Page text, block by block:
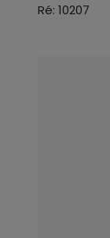
Ré: 10207